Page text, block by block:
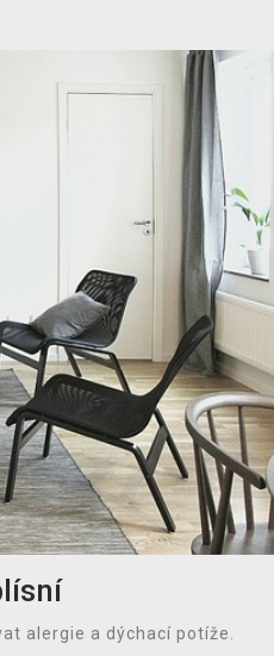
alergie a dýchací potíže.